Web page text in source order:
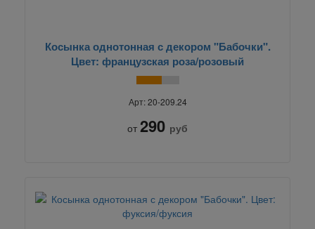
Косынка однотонная с декором "Бабочки".
Цвет: французская роза/розовый
Арт: 20-209.24
от 290 руб